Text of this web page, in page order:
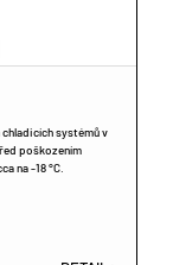
systémů v
poškozením
na -18 °C.